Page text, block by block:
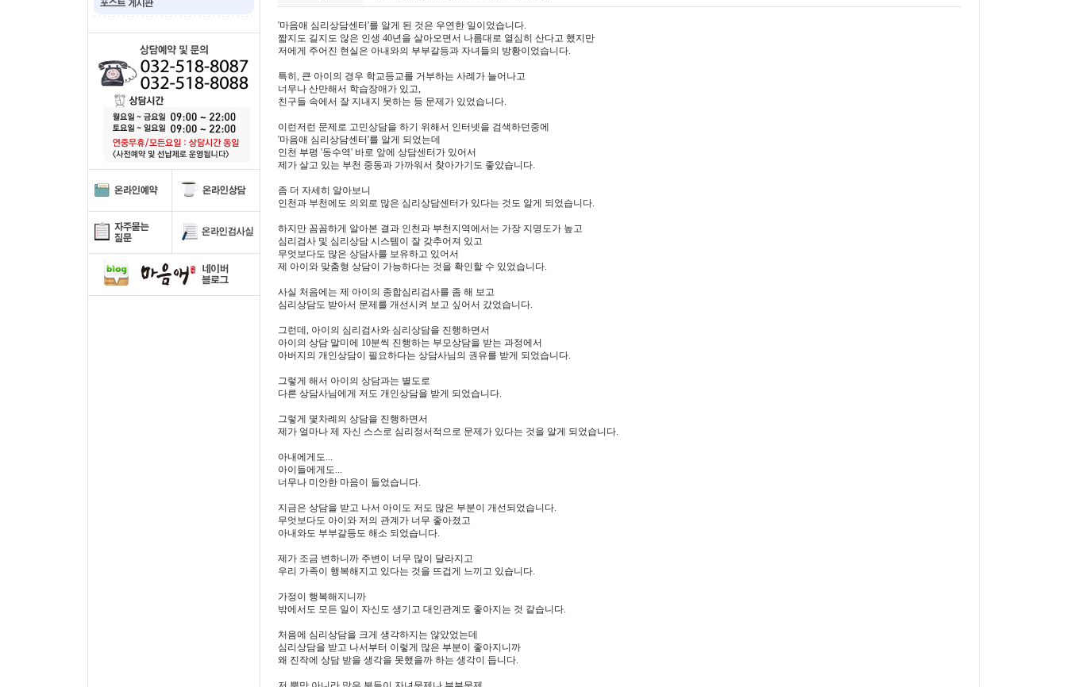
'마음애 심리상담센터'를 알게 된 것은 우연한 일이었습니다.
짧지도 길지도 않은 인생 40년을 살아오면서 나름대로 열심히 산다고 했지만
저에게 주어진 현실은 아내와의 부부갈등과 자녀들의 방황이었습니다.
특히, 큰 아이의 경우 학교등교를 거부하는 사례가 늘어나고
너무나 산만해서 학습장애가 있고,
친구들 속에서 잘 지내지 못하는 등 문제가 있었습니다.
이런저런 문제로 고민상담을 하기 위해서 인터넷을 검색하던중에
'마음애 심리상담센터'를 알게 되었는데
인천 부평 '동수역' 바로 앞에 상담센터가 있어서
제가 살고 있는 부천 중동과 가까워서 찾아가기도 좋았습니다.
좀 더 자세히 알아보니
인천과 부천에도 의외로 많은 심리상담센터가 있다는 것도 알게 되었습니다.
하지만 꼼꼼하게 알아본 결과 인천과 부천지역에서는 가장 지명도가 높고
심리검사 및 심리상담 시스템이 잘 갖추어져 있고
무엇보다도 많은 상담사를 보유하고 있어서
제 아이와 맞춤형 상담이 가능하다는 것을 확인할 수 있었습니다.
사실 처음에는 제 아이의 종합심리검사를 좀 해 보고
심리상담도 받아서 문제를 개선시켜 보고 싶어서 갔었습니다.
그런데, 아이의 심리검사와 심리상담을 진행하면서
아이의 상담 말미에 10분씩 진행하는 부모상담을 받는 과정에서
아버지의 개인상담이 필요하다는 상담사님의 권유를 받게 되었습니다.
그렇게 해서 아이의 상담과는 별도로
다른 상담사님에게 저도 개인상담을 받게 되었습니다.
그렇게 몇차례의 상담을 진행하면서
제가 얼마나 제 자신 스스로 심리정서적으로 문제가 있다는 것을 알게 되었습니다.
아내에게도...
아이들에게도...
너무나 미안한 마음이 들었습니다.
지금은 상담을 받고 나서 아이도 저도 많은 부분이 개선되었습니다.
무엇보다도 아이와 저의 관계가 너무 좋아졌고
아내와도 부부갈등도 해소 되었습니다.
제가 조금 변하니까 주변이 너무 많이 달라지고
우리 가족이 행복해지고 있다는 것을 뜨겁게 느끼고 있습니다.
가정이 행복해지니까
밖에서도 모든 일이 자신도 생기고 대인관계도 좋아지는 것 같습니다.
처음에 심리상담을 크게 생각하지는 않았었는데
심리상담을 받고 나서부터 이렇게 많은 부분이 좋아지니까
왜 진작에 상담 받을 생각을 못했을까 하는 생각이 듭니다.